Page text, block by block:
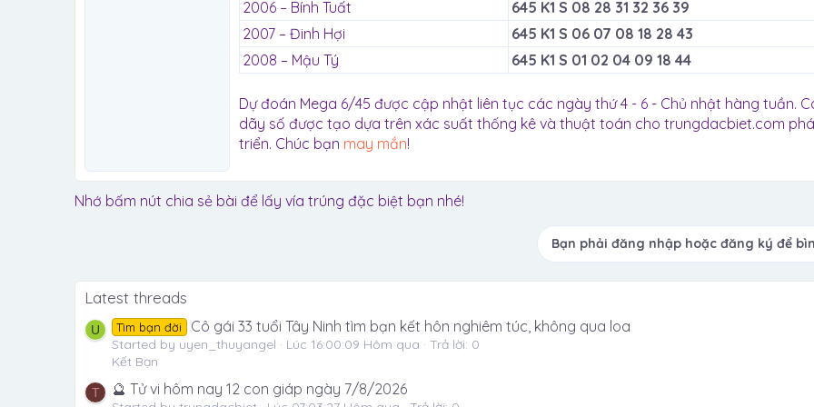
2006 – Bính Tuất
645 K1 S 08 28 31 32 36 39
2007 – Đinh Hợi
645 K1 S 06 07 08 18 28 43
2008 – Mậu Tý
645 K1 S 01 02 04 09 18 44
Dự đoán Mega 6/45 được cập nhật liên tục các ngày thứ 4 - 6 - Chủ nhật hàng tuần.
dãy số được tạo dựa trên xác suất thống kê và thuật toán cho trungdacbiet.com
triển. Chúc bạn may mắn!
Nhớ bấm nút chia sẻ bài để lấy vía trúng đặc biệt bạn nhé!
Bạn phải đăng nhập hoặc đăng ký để
Latest threads
U Tìm bạn đời Cô gái 33 tuổi Tây Ninh tìm bạn kết hôn nghiêm túc, không qua loa
Started by uyen_thuyangel Lúc 16:00:09 Hôm qua
Trả lời: 0
Kết Bạn
T 🔮 Tử vi hôm nay 12 con giáp ngày 7/8/2026